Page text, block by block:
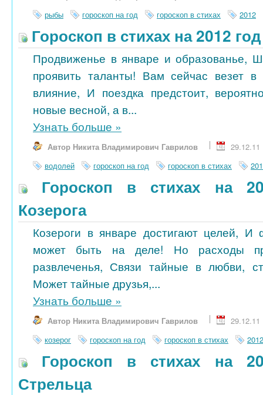
рыбы
гороскоп на год гороскоп в стихах 2012
Гороскоп в стихах на 2012
Продвиженье в январе и образованье,
проявить таланты! Вам сейчас везет в
влияние, И поездка предстоит,
новые весной, а в...
Узнать больше »
Автор Никита Владимирович Гаврилов
29.12.11
водолей
гороскоп на год гороскоп в стихах
Гороскоп в стихах на
Козерога
Козероги в январе достигают целей, И
может быть на деле! Но расходы
развлеченья, Связи тайные в любви,
Может тайные друзья,...
Узнать больше »
Автор Никита Владимирович Гаврилов
29.12.11
козерог
гороскоп на год гороскоп в стихах 2012
Гороскоп в стихах на
Стрельца